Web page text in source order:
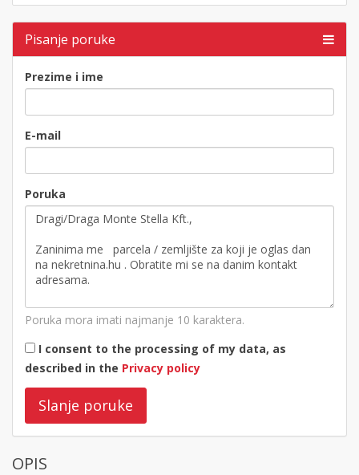
Pisanje poruke
Prezime i ime
E-mail
Poruka
Poruka mora imati najmanje 10 karaktera.
I consent to the processing of my data, as
described in the Privacy policy
Slanje poruke
OPIS